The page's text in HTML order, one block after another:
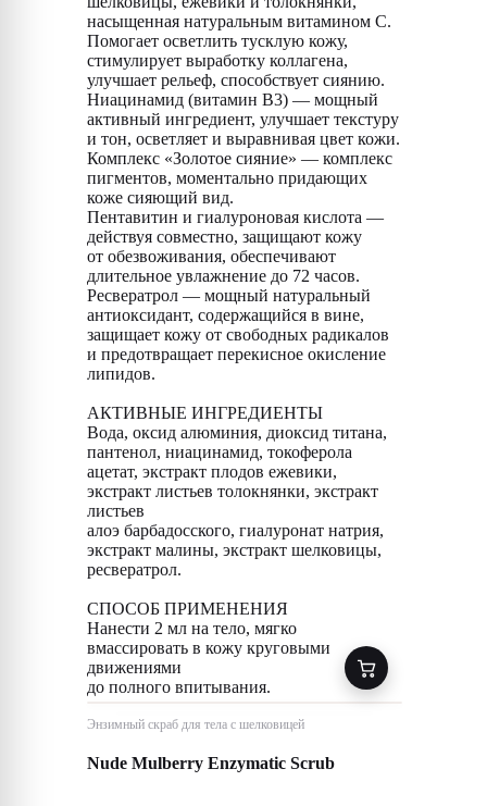
насыщенная натуральным витамином С.
Помогает осветлить тусклую кожу,
стимулирует выработку коллагена,
улучшает рельеф, способствует сиянию.
Ниацинамид (витамин B3) — мощный
активный ингредиент, улучшает текстуру
и тон, осветляет и выравнивая цвет кожи.
Комплекс «Золотое сияние» — комплекс
пигментов, моментально придающих
коже сияющий вид.
Пентавитин и гиалуроновая кислота —
действуя совместно, защищают кожу
от обезвоживания, обеспечивают
длительное увлажнение до 72 часов.
Ресвератрол — мощный натуральный
антиоксидант, содержащийся в вине,
защищает кожу от свободных радикалов
и предотвращает перекисное окисление
липидов.
АКТИВНЫЕ ИНГРЕДИЕНТЫ
Вода, оксид алюминия, диоксид титана,
пантенол, ниацинамид, токоферола
ацетат, экстракт плодов ежевики,
экстракт листьев толокнянки, экстракт
листьев
алоэ барбадосского, гиалуронат натрия,
экстракт малины, экстракт шелковицы,
ресвератрол.
СПОСОБ ПРИМЕНЕНИЯ
Нанести 2 мл на тело, мягко
вмассировать в кожу круговыми
движениями
до полного впитывания.
Энзимный скраб для тела с шелковицей
Nude Mulberry Enzymatic Scrub